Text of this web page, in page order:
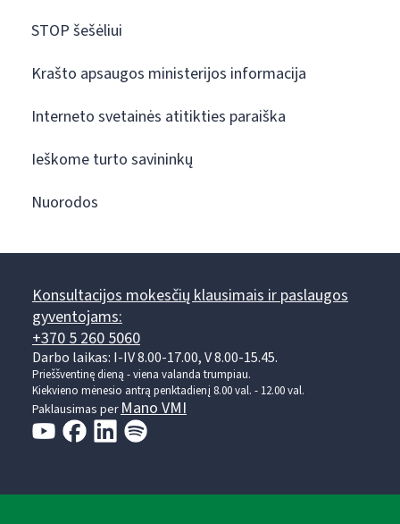
STOP šešėliui
Krašto apsaugos ministerijos informacija
Interneto svetainės atitikties paraiška
Ieškome turto savininkų
Nuorodos
Konsultacijos mokesčių klausimais ir paslaugos
gyventojams:
+370 5 260 5060
Darbo laikas: I-IV 8.00-17.00, V 8.00-15.45.
Prieššventinę dieną - viena valanda trumpiau.
Kiekvieno mėnesio antrą penktadienį 8.00 val. - 12.00 val.
Paklausimas perMano VMI